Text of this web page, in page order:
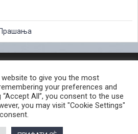
Прашања
ИНФОРМАЦИИ ОД ЈАВЕН КАРАКТЕР
КРИВИЧНО ДЕЛО
КОРИСНИ ЛИНКОВИ
ПРИВАТНОСТ ВЕБ СТРАНИЦА
to give you the most
your preferences and
All”, you consent to the use
you may visit "Cookie Settings"